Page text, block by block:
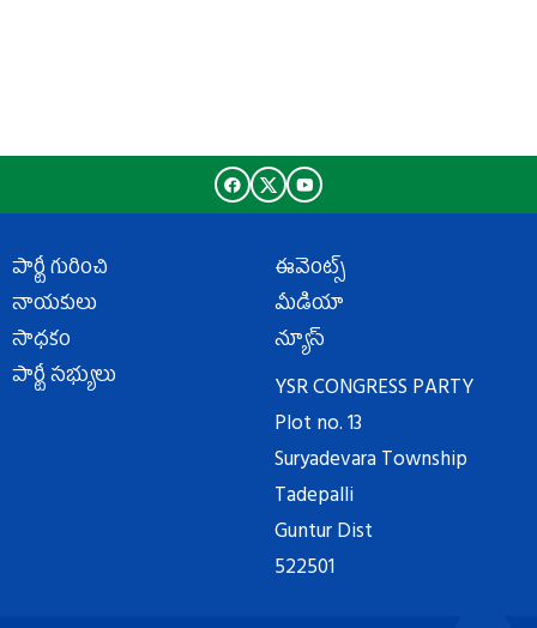
పార్టీ గురించి
నాయకులు
సాధకం
పార్టీ సభ్యులు
ఈవెంట్స్
మీడియా
న్యూస్
YSR CONGRESS PARTY
Plot no. 13
Suryadevara Township
Tadepalli
Guntur Dist
522501